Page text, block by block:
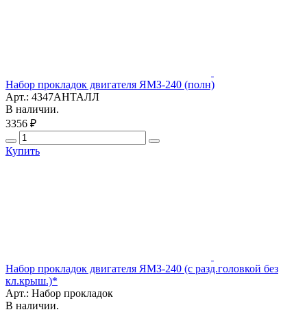
Набор прокладок двигателя ЯМЗ-240 (полн)
Арт.: 4347АНТАЛЛ
В наличии.
3356 ₽
Купить
Набор прокладок двигателя ЯМЗ-240 (с разд.головкой без
кл.крыш.)*
Арт.: Набор прокладок
В наличии.